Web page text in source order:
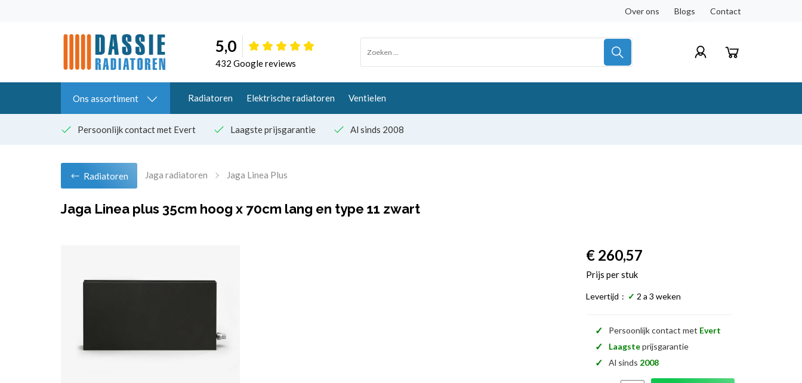
Over ons Blogs Contact
5,0
432 Google reviews
Ons assortiment Radiatoren Elektrische radiatoren Ventielen
Persoonlijk contact met Evert Laagste prijsgarantie Al sinds 2008
Radiatoren Jaga radiatoren Jaga Linea Plus
Jaga Linea plus 35cm hoog x 70cm lang en type 11 zwart
€ 260,57
Prijs per stuk
Levertijd : ✓ 2 a 3 weken
✓ Persoonlijk contact met Evert
✓ Laagsteprijsgarantie
✓ Al sinds 2008